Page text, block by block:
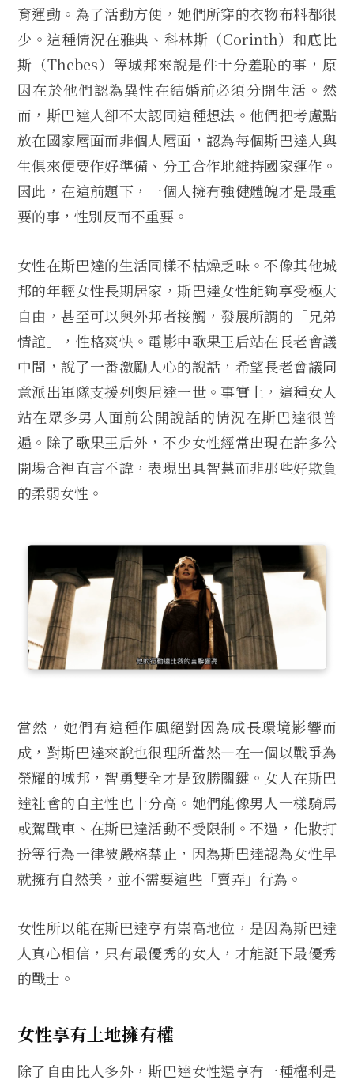
育運動。為了活動方便，她們所穿的衣物布料都很
少。這種情況在雅典、科林斯（Corinth）和底比
斯（Thebes）等城邦來說是件十分羞恥的事，原
因在於他們認為異性在結婚前必須分開生活。然
而，斯巴達人卻不太認同這種想法。他們把考慮點
放在國家層面而非個人層面，認為每個斯巴達人與
生俱來便要作好準備、分工合作地維持國家運作。
因此，在這前題下，一個人擁有強健體魄才是最重
要的事，性別反而不重要。
女性在斯巴達的生活同樣不枯燥乏味。不像其他城
邦的年輕女性長期居家，斯巴達女性能夠享受極大
自由，甚至可以與外邦者接觸，發展所謂的「兄弟
情誼」，性格爽快。電影中歌果王后站在長老會議
中間，說了一番激勵人心的說話，希望長老會議同
意派出軍隊支援列奧尼達一世。事實上，這種女人
站在眾多男人面前公開說話的情況在斯巴達很普
遍。除了歌果王后外，不少女性經常出現在許多公
開場合裡直言不諱，表現出具智慧而非那些好欺負
的柔弱女性。
當然，她們有這種作風絕對因為成長環境影響而
成，對斯巴達來說也很理所當然—在一個以戰爭為
榮耀的城邦，智勇雙全才是致勝關鍵。女人在斯巴
達社會的自主性也十分高。她們能像男人一樣騎馬
或駕戰車、在斯巴達活動不受限制。不過，化妝打
扮等行為一律被嚴格禁止，因為斯巴達認為女性早
就擁有自然美，並不需要這些「賣弄」行為。
女性所以能在斯巴達享有崇高地位，是因為斯巴達
人真心相信，只有最優秀的女人，才能誕下最優秀
的戰士。
女性享有土地擁有權
除了自由比人多外，斯巴達女性還享有一種權利是